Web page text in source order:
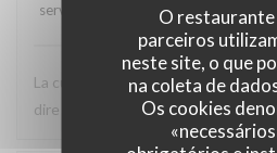
O restaurante
parceiros
neste site, o que
na coleta de
Os cookies
service
ambience /5 :
La cuisine est très bonne et le
dire ! C'est toujours un bon